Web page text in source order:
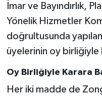
İmar ve Bayındırlık,
Yönelik Hizmetler
doğrultusunda
üyelerinin oy birliğiyle
Oy Birliğiyle Karara
Her iki madde de